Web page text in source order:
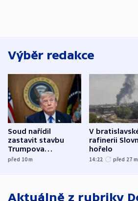
Výběr redakce
Soud nařídil
zastavit stavbu
Trumpova
tanečního sálu
před 10m
V
rafinerii
hořelo
14:22 před 27 m
Aktuálně z rubriky